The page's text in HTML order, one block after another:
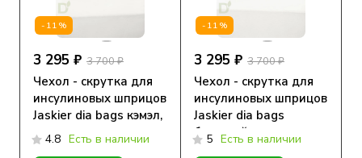
-11%
3 295 ₽ 3 700 ₽
Чехол - скрутка для
инсулиновых шприцов
Jaskier dia bags кэмэл,
натуральная кожа
4.8 Есть в наличии
-11%
3 295 ₽ 3 700 ₽
Чехол - скрутка для
инсулиновых шприцов
Jaskier dia bags
бежевый,
натуральная кожа
5 Есть в наличии